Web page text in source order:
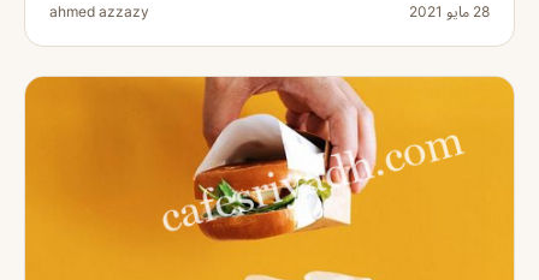
28 مايو 2021 ahmed azzazy